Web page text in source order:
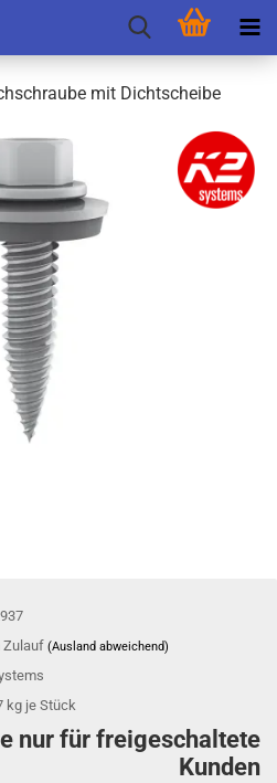
mit Dicht­schei­be
Zulauf (Ausland abweichend)
kg je Stück
nur für freigeschaltete
Kunden